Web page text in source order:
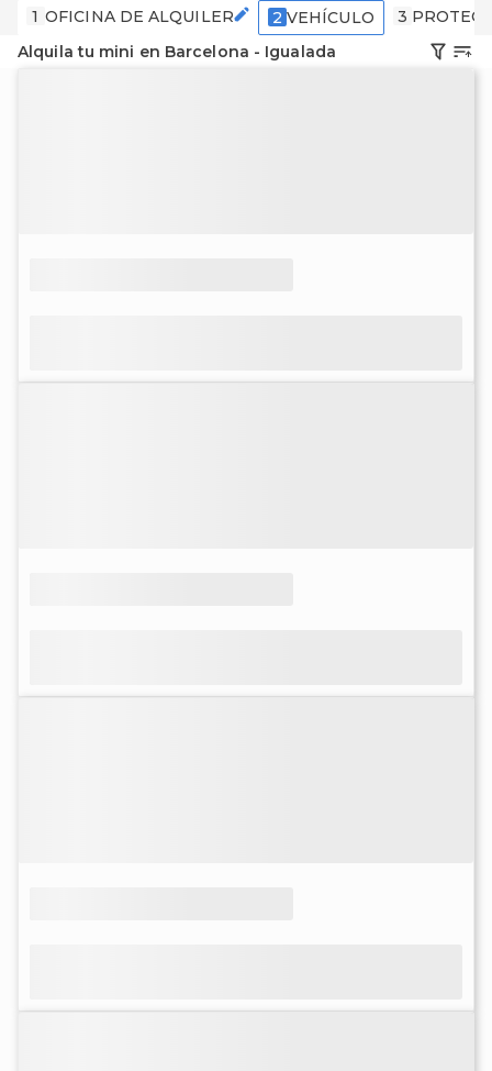
1 OFICINA DE ALQUILER 2 VEHÍCULO 3
Alquila tu mini en Barcelona - Igualada